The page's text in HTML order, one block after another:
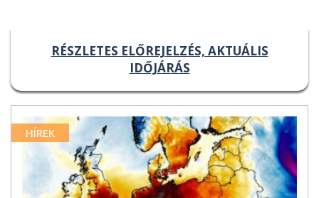
RÉSZLETES ELŐREJELZÉS, AKTUÁLIS
IDŐJÁRÁS
HÍREK